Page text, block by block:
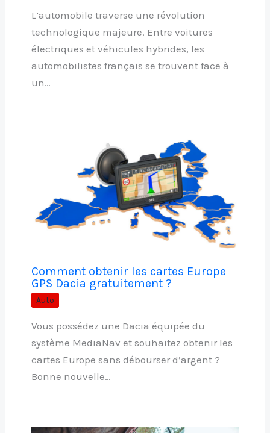
L’automobile traverse une révolution
technologique majeure. Entre voitures
électriques et véhicules hybrides, les
automobilistes français se trouvent face à
un…
Comment obtenir les cartes Europe
GPS Dacia gratuitement ?
Auto
Vous possédez une Dacia équipée du
système MediaNav et souhaitez obtenir les
cartes Europe sans débourser d’argent ?
Bonne nouvelle…